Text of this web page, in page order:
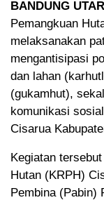
BANDUNG
Pemangkuan
melaksanakan
mengantisipasi
dan lahan
(gukamhut),
komunikasi
Cisarua
Kegiatan
Hutan (KRPH)
Pembina (Pabin)